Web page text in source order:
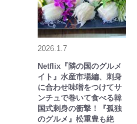
2026.1.7
Netflix『隣の国のグルメ
イト』水産市場編、刺身
に合わせ味噌をつけてサ
ンチュで巻いて食べる韓
国式刺身の衝撃！『孤独
のグルメ』松重豊も絶